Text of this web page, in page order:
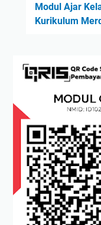
e
k
Modul Ajar
Kurikulum